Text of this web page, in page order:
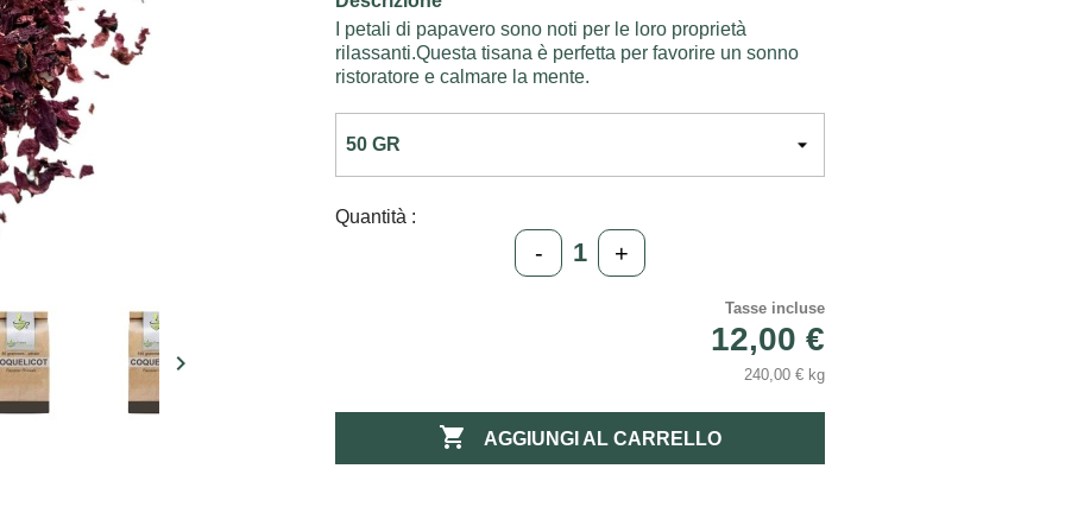

I petali di papavero sono noti per le loro proprietà
rilassanti.Questa tisana è perfetta per favorire un sonno
ristoratore e calmare la mente.
Quantità :
- +
Tasse incluse
12,00 €
240,00 € kg
 AGGIUNGI AL CARRELLO